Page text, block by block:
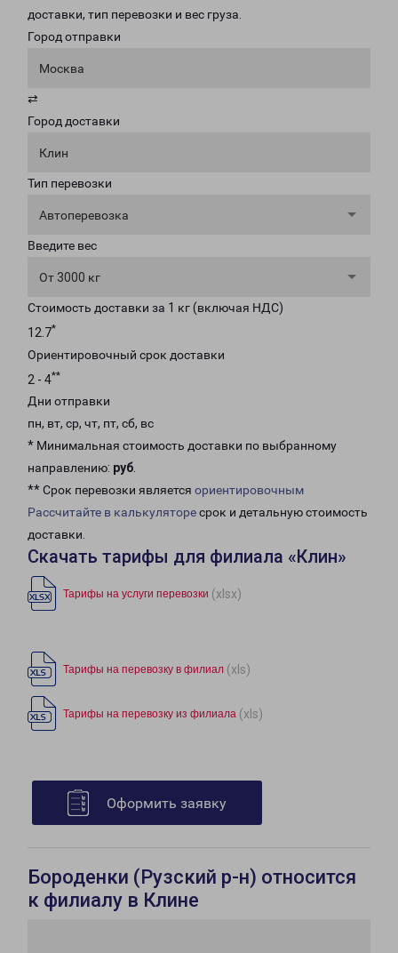
доставки, тип перевозки и вес груза.
Город отправки
Москва
⇄
Город доставки
Клин
Тип перевозки
Автоперевозка
Введите вес
От 3000 кг
Стоимость доставки за 1 кг (включая НДС)
12.7*
Ориентировочный срок доставки
2 - 4**
Дни отправки
пн, вт, ср, чт, пт, сб, вс
* Минимальная стоимость доставки по выбранному
направлению: руб.
** Срок перевозки является ориентировочным
Рассчитайте в калькуляторесрок и детальную стоимость
доставки.
Скачать тарифы для филиала «Клин»
Тарифы на услуги перевозки (xlsx)
Тарифы на перевозку в филиал (xls)
Тарифы на перевозку из филиала (xls)
Оформить заявку
Бороденки (Рузский р-н) относится
к филиалу в Клине